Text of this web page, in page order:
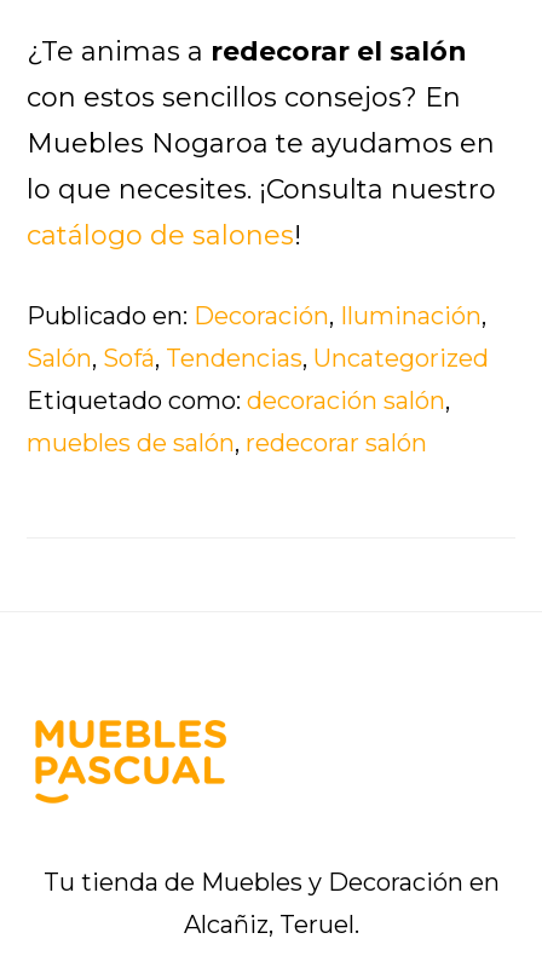
¿Te animas a redecorar el salón
con estos sencillos consejos? En
Muebles Nogaroa te ayudamos en
lo que necesites. ¡Consulta nuestro
catálogo de salones!
Publicado en: Decoración, Iluminación,
Salón, Sofá, Tendencias, Uncategorized
Etiquetado como:decoración salón,
muebles de salón, redecorar salón
Tu tienda de Muebles y Decoración en
Alcañiz, Teruel.